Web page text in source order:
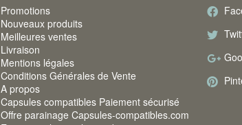
Promotions
Nouveaux produits
Meilleures ventes
Livraison
Mentions légales
Conditions Générales de Vente
A propos
Capsules compatibles Paiement sécurisé
Offre parainage Capsules-compatibles.com